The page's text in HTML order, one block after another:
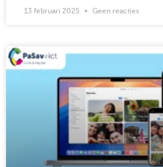
13 februari 2025 Geen reacties